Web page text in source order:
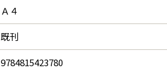
Ａ４
既刊
9784815423780